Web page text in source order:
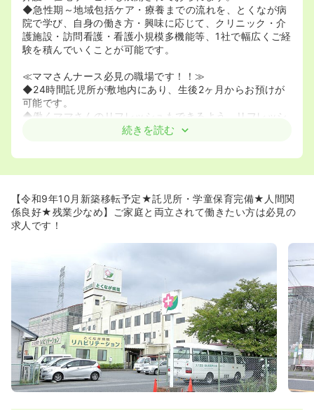
◆急性期～地域包括ケア・療養までの流れを、とくなが病
院で学び、自身の働き方・興味に応じて、クリニック・介
護施設・訪問看護・看護小規模多機能等、1社で幅広くご経
験を積んでいくことが可能です。
≪ママさんナース必見の職場です！！≫
◆24時間託児所が敷地内にあり、生後2ヶ月からお預けが
可能です。
◆働くママさんのリフレッシュもできるよう、リフレッシ
ュ保育（勤務日以外のお預け）に対応されております。
れます。
方、2人目・3人目をご検討の方にはとてもありがたい制度
です。
（※保育料補助詳細）
・5年以上：保育料の全額支給
≪働いている職員さんが教える、この職場の魅力！！≫
◆人間関係が良好。21歳～67歳までの幅広い世代層がお
り、30～40代が一番多いボリュームゾーンです。世代の
垣根なく、和気藹々とした職場です。
◆定年後の60代スタッフも活躍されており、結婚、子育て
を経て、長く働きやすいイメージが持てる職場です。
◆日勤常勤・夜勤常勤等、個人のご希望に合わせた、働き
方を尊重していただける職場です。
続きを読む
【令和9年10月新築移転予定★託児所・学童保育完備★人間関
係良好★残業少なめ】ご家庭と両立されて働きたい方は必見の
求人です！